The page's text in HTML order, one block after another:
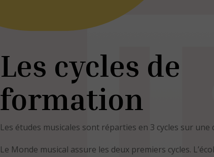
Les cycles de
formation
Les études musicales sont réparties en 3 cycles sur une
Le Monde musical assure les deux premiers cycles.